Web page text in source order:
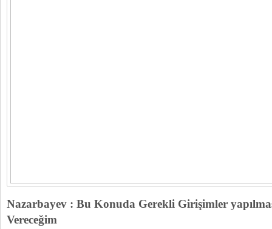
Nazarbayev : Bu Konuda Gerekli Girişimler
Vereceğim